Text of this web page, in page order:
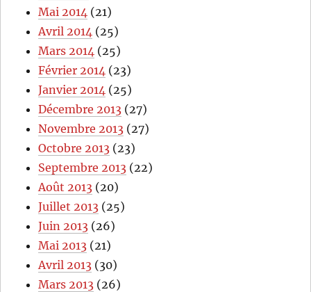
Mai 2014 (21)
Avril 2014 (25)
Mars 2014 (25)
Février 2014 (23)
Janvier 2014 (25)
Décembre 2013 (27)
Novembre 2013 (27)
Octobre 2013 (23)
Septembre 2013 (22)
Août 2013 (20)
Juillet 2013 (25)
Juin 2013 (26)
Mai 2013 (21)
Avril 2013 (30)
Mars 2013 (26)